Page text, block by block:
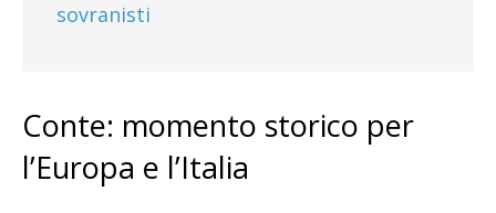
sovranisti
Conte: momento storico per
l’Europa e l’Italia